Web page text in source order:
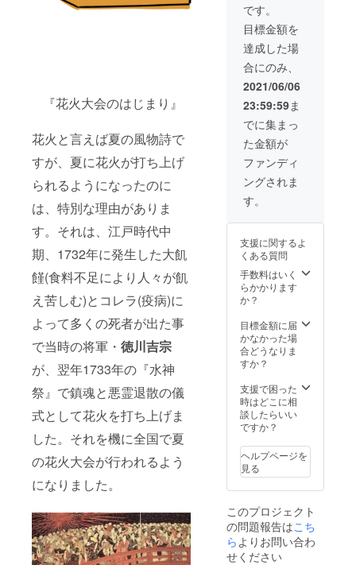
『花火大会のはじまり』
花火と言えば夏の風物詩で
すが、夏に花火が打ち上げ
られるようになったのに
は、特別な理由がありま
す。 それは、江戸時代中
期、1732年に発生した大飢
饉(食料不足により人々が飢
え苦しむ)とコレラ(疫病)に
よ って多くの死者が出た事
で当時の将軍・ 徳川吉宗
が、翌年1733年の『水神
祭』で鎮魂と悪霊退散の儀
式として花火を打ち上げま
した。それを機に全国で夏
の花火大会が行われるよう
になりました。
と思い
ますの
で是非
体験し
てみて
くださ
い！打
ち上げ
場所等
の詳細
はメー
ルにて
ご連絡
きま
です。
目標金額を
達成した場
合にのみ、
2021/06/06
23:59:59ま
でに集まっ
た金額が
ファンディ
ングされま
す。
支援に関するよ
くある質問
手数料はいく
らかかります
か？
目標金額に届
かなかった場
合どうなりま
すか？
支援で困った
時はどこに相
談したらいい
ですか？
ヘルプページを
見る
このプロジェクト
の問題報告はこち
ら よりお問い合わ
せください